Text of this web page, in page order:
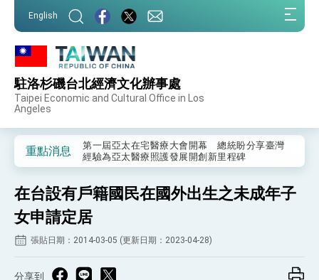
English
駐洛杉磯台北經濟文化辦事處
Taipei Economic and Cultural Office in Los
Angeles
重點消息
外交部重要言論
事處」，進一步深化台美交流合作
第一屆亞太在宅醫療大會開幕 總統盼分享臺灣
經驗為亞太醫療照護發展開創新里程碑
及「台灣智慧醫療與健康產業展」預告短片，向
世界展現台灣守護全球健康的創新能量
總統出訪史瓦帝尼返國談話 強調臺灣人有權利
走向世界 盼與理念相近國家共同維護國際秩序
訪問
總統與五院院長新春茶敘 盼化分歧為團結、為
國家邁出合作第一步
在台設有戶籍國民在國外出生之未成年子
女申請定居
張貼日期：2014-03-05 (更新日期：2023-04-28)
分享到